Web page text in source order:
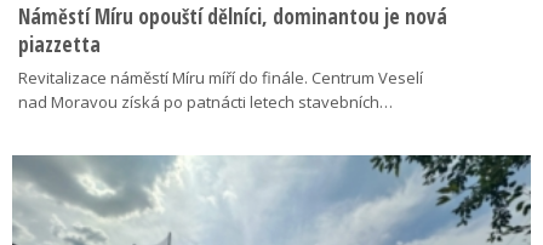
Náměstí Míru opouští dělníci, dominantou je nová
piazzetta
Revitalizace náměstí Míru míří do finále. Centrum Veselí
nad Moravou získá po patnácti letech stavebních…